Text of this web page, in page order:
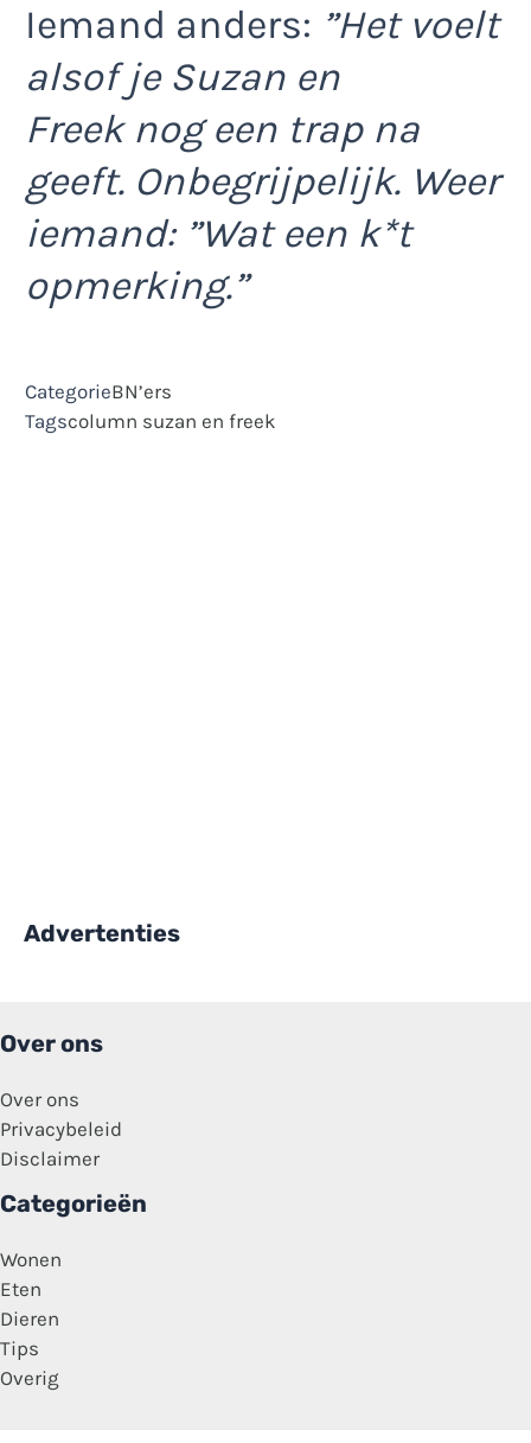
Iemand anders: ”Het voelt
alsof je Suzan en
Freek nog een trap na
geeft. Onbegrijpelijk. Weer
iemand: ”Wat een k*t
opmerking.”
CategorieBN’ers
Tagscolumn suzan en freek
Advertenties
Over ons
Over ons
Privacybeleid
Disclaimer
Categorieën
Wonen
Eten
Dieren
Tips
Overig